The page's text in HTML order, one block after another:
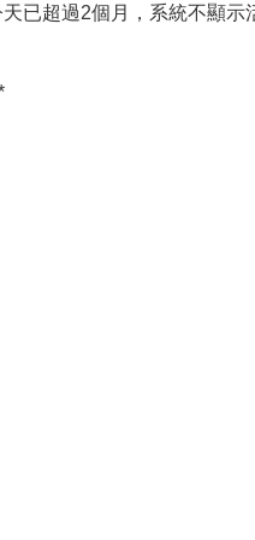
已超過2個月，系統不顯示